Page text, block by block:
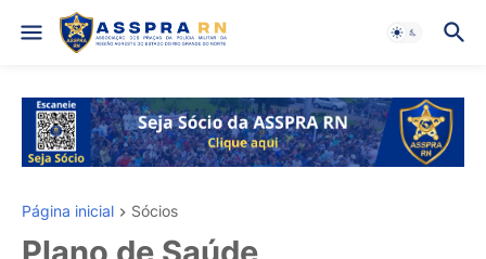
Página inicial Sócios